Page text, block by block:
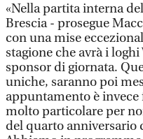
«Nella partita interna
Brescia - prosegue
con una mise
stagione che avrà i loghi
sponsor di giornata.
uniche, saranno poi
appuntamento è invece
molto particolare per
del quarto anniversario